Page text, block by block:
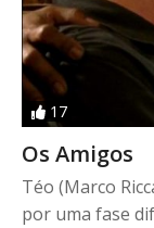
17
Os Amigos
Téo (Marco
por uma fase